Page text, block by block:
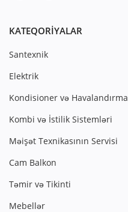
KATEQORIYALAR
Santexnik
Elektrik
Kondisioner və Havalandırma
Kombi və İstilik Sistemləri
Məişət Texnikasının Servisi
Cam Balkon
Təmir və Tikinti
Mebellər